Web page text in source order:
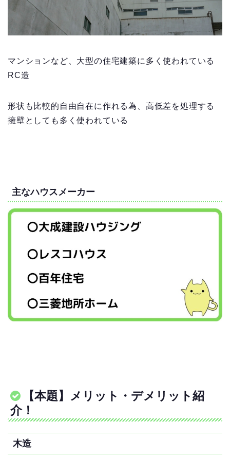
マンションなど、大型の住宅建築に多く使われている
RC造
形状も比較的自由自在に作れる為、高低差を処理する
擁壁としても多く使われている
主なハウスメーカー
【本題】メリット・デメリット紹
介！
木造